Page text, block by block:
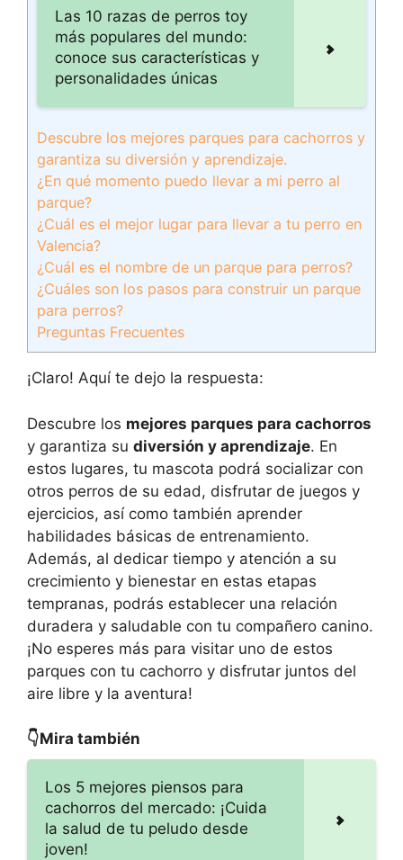
Las 10 razas de perros toy
más populares del mundo:
conoce sus características y
personalidades únicas
Descubre los mejores parques para cachorros y
garantiza su diversión y aprendizaje.
¿En qué momento puedo llevar a mi perro al
parque?
¿Cuál es el mejor lugar para llevar a tu perro en
Valencia?
¿Cuál es el nombre de un parque para perros?
¿Cuáles son los pasos para construir un parque
para perros?
Preguntas Frecuentes
¡Claro! Aquí te dejo la respuesta:
Descubre los mejores parques para cachorros
y garantiza su diversión y aprendizaje. En
estos lugares, tu mascota podrá socializar con
otros perros de su edad, disfrutar de juegos y
ejercicios, así como también aprender
habilidades básicas de entrenamiento.
Además, al dedicar tiempo y atención a su
crecimiento y bienestar en estas etapas
tempranas, podrás establecer una relación
duradera y saludable con tu compañero canino.
¡No esperes más para visitar uno de estos
parques con tu cachorro y disfrutar juntos del
aire libre y la aventura!
👇Mira también
Los 5 mejores piensos para
cachorros del mercado: ¡Cuida
la salud de tu peludo desde
joven!